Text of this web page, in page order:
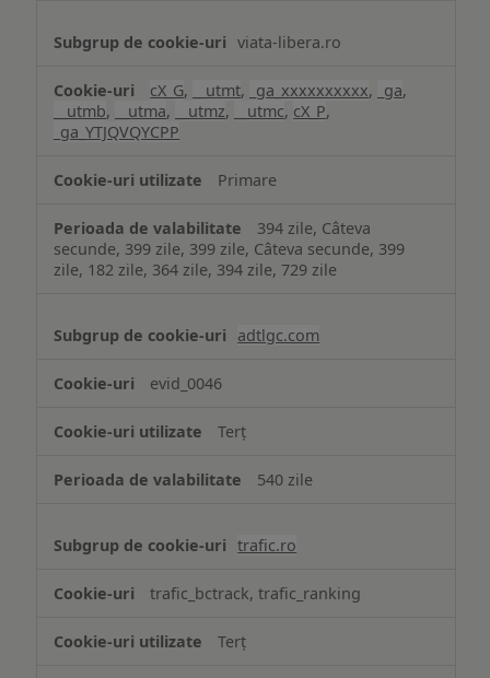
viata-libera.ro
cX_G, __utmt, _ga_xxxxxxxxxx, _ga,
__utmb, __utma, __utmz, __utmc, cX_P,
_ga_YTJQVQYCPP
Primare
394 zile, Câteva
secunde, 399 zile, 399 zile, Câteva secunde, 399
zile, 182 zile, 364 zile, 394 zile, 729 zile
adtlgc.com
evid_0046
Terț
540 zile
trafic.ro
trafic_bctrack, trafic_ranking
Terț